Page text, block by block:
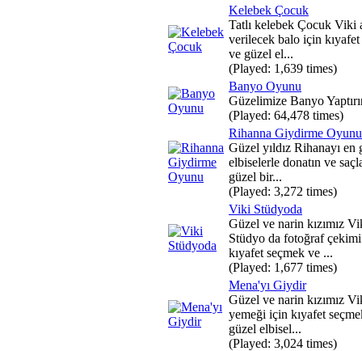
Kelebek Çocuk
Tatlı kelebek Çocuk Viki
verilecek balo için kıyafet
ve güzel el...
(Played: 1,639 times)
Banyo Oyunu
Güzelimize Banyo
(Played: 64,478 times)
Rihanna Giydirme Oyunu
Güzel yıldız Rihanayı en
elbiselerle donatın ve
güzel bir...
(Played: 3,272 times)
Viki Stüdyoda
Güzel ve narin kızımız
Stüdyo da fotoğraf
kıyafet seçmek ve ...
(Played: 1,677 times)
Mena'yı Giydir
Güzel ve narin kızımız
yemeği için kıyafet
güzel elbisel...
(Played: 3,024 times)